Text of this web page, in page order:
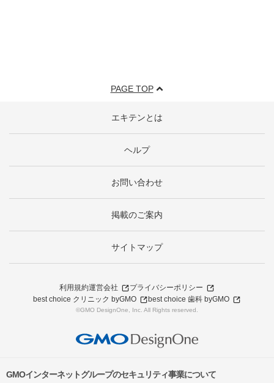
PAGE TOP
エキテンとは
ヘルプ
お問い合わせ
掲載のご案内
サイトマップ
利用規約運営会社
プライバシーポリシー
best choice クリニック byGMO
best choice 歯科 byGMO
©GMO DesignOne, Inc. All Rights reserved.
GMOインターネットグループのセキュリティ事業について